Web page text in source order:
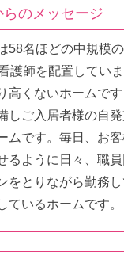
のメッセージ
58名ほどの中規模
護師を配置してい
高くないホームで
しご入居者様の自
ムです。毎日、お客
るように日々、職員
をとりながら勤務
ているホームです。